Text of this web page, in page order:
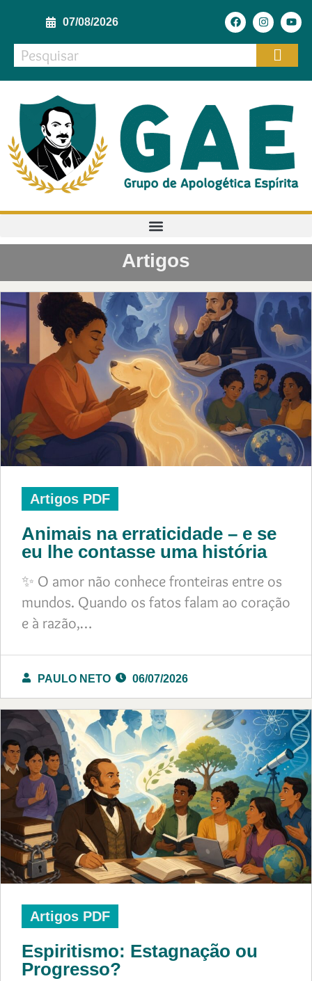
07/08/2026
Artigos
Artigos PDF
Animais na erraticidade – e se
eu lhe contasse uma história
✨ O amor não conhece fronteiras entre os
mundos. Quando os fatos falam ao coração
e à razão,…
PAULO NETO 06/07/2026
Artigos PDF
Espiritismo: Estagnação ou
Progresso?